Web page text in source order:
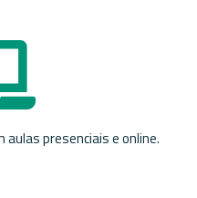
presenciais e online.